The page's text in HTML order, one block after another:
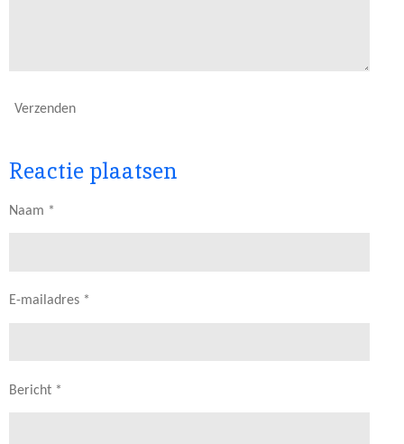
Verzenden
Reactie plaatsen
Naam *
E-mailadres *
Bericht *